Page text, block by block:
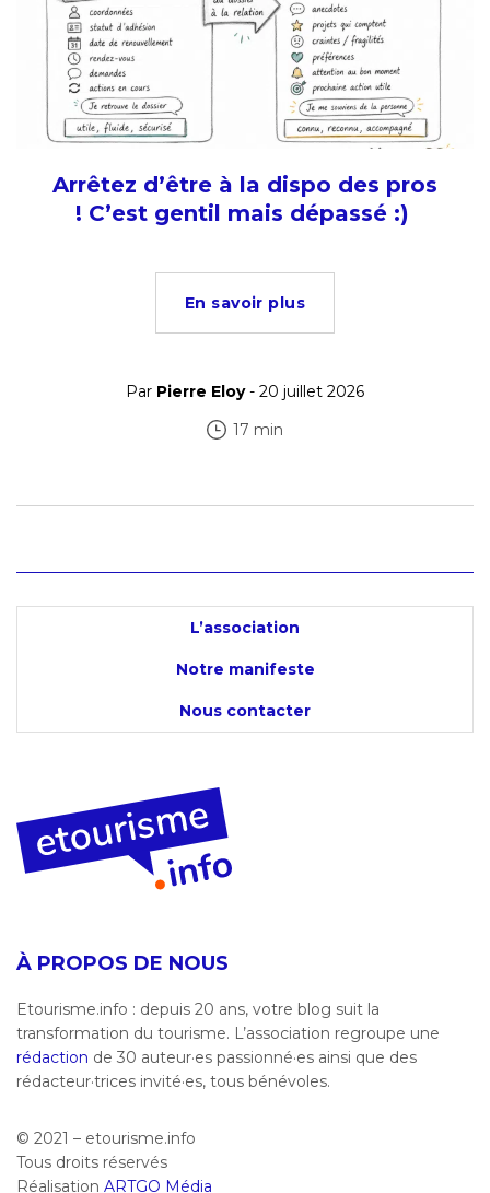
Arrêtez d’être à la dispo des pros
! C’est gentil mais dépassé :)
En savoir plus
Par Pierre Eloy- 20 juillet 2026
17 min
L’association
Notre manifeste
Nous contacter
À PROPOS DE NOUS
Etourisme.info : depuis 20 ans, votre blog suit la
transformation du tourisme. L’association regroupe une
rédaction de 30 auteur·es passionné·es ainsi que des
rédacteur·trices invité·es, tous bénévoles.
© 2021 – etourisme.info
Tous droits réservés
Réalisation ARTGO Média